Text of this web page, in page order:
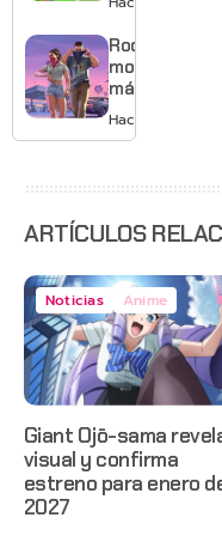
mejores
gráficos
y mucho
Mario
Rockstar
mostrará
más de
GTA 6 en
agosto
Hace 3 días
ARTÍCULOS
Noticias Anime
Giant Ojō-sama
visual y confirma
estreno para enero
2027